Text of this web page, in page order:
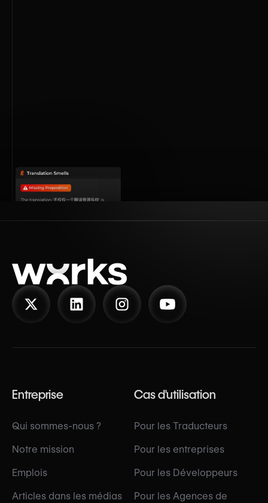
Entreprise
Qui sommes-nous ?
Notre mission
Emplois
Articles dans les médias
Cas d'utilisation
Pour les Traducteurs
Pour les entreprises
Pour les Développeurs
Pour les Agences de